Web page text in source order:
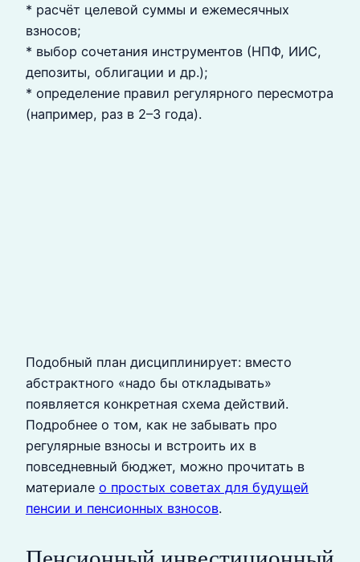
* расчёт целевой суммы и ежемесячных
взносов;
* выбор сочетания инструментов (НПФ, ИИС,
депозиты, облигации и др.);
* определение правил регулярного пересмотра
(например, раз в 2–3 года).
Подобный план дисциплинирует: вместо
абстрактного «надо бы откладывать»
появляется конкретная схема действий.
Подробнее о том, как не забывать про
регулярные взносы и встроить их в
повседневный бюджет, можно прочитать в
материале о простых советах для будущей
пенсии и пенсионных взносов.